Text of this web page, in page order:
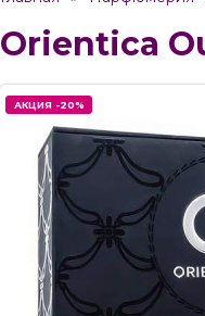
Orientica
АКЦИЯ -20%
АКЦИЯ -20%